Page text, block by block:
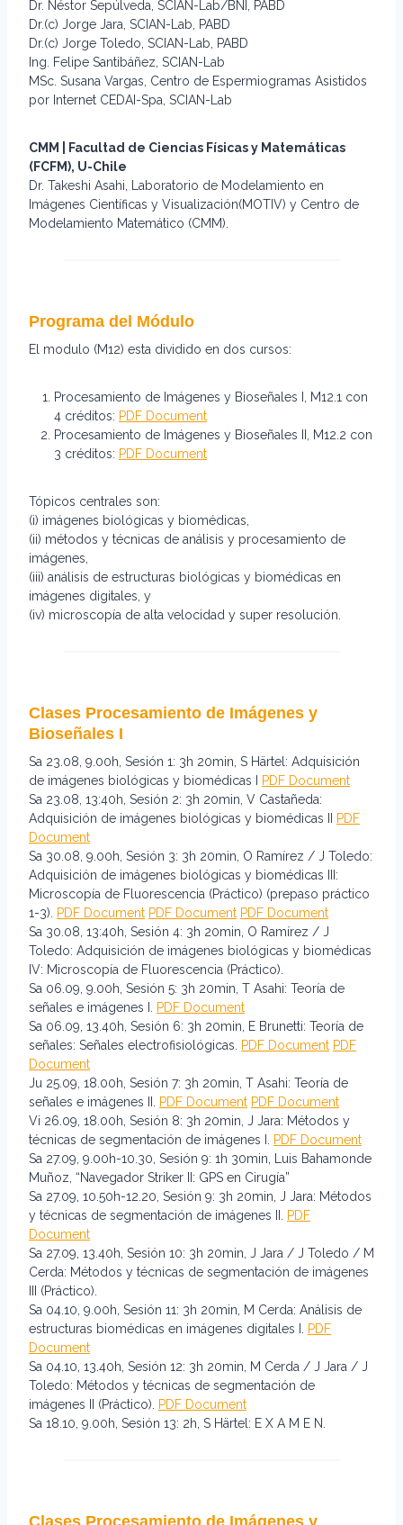
Dr. Néstor Sepúlveda, SCIAN-Lab/BNI, PABD
Dr.(c) Jorge Jara, SCIAN-Lab, PABD
Dr.(c) Jorge Toledo, SCIAN-Lab, PABD
Ing. Felipe Santibáñez, SCIAN-Lab
MSc. Susana Vargas, Centro de Espermiogramas Asistidos
por Internet CEDAI-Spa, SCIAN-Lab
CMM | Facultad de Ciencias Físicas y Matemáticas
(FCFM), U-Chile
Dr. Takeshi Asahi, Laboratorio de Modelamiento en
Imágenes Científicas y Visualización(MOTIV) y Centro de
Modelamiento Matemático (CMM).
Programa del Módulo
El modulo (M12) esta dividido en dos cursos:
Procesamiento de Imágenes y Bioseñales I, M12.1 con
4 créditos: PDF Document
Procesamiento de Imágenes y Bioseñales II, M12.2 con
3 créditos: PDF Document
Tópicos centrales son:
(i) imágenes biológicas y biomédicas,
(ii) métodos y técnicas de análisis y procesamiento de
imágenes,
(iii) análisis de estructuras biológicas y biomédicas en
imágenes digitales, y
(iv) microscopía de alta velocidad y super resolución.
Clases Procesamiento de Imágenes y
Bioseñales I
Sa 23.08, 9.00h, Sesión 1: 3h 20min, S Härtel: Adquisición
de imágenes biológicas y biomédicas I
PDF Document
Sa 23.08, 13:40h, Sesión 2: 3h 20min, V Castañeda:
Adquisición de imágenes biológicas y biomédicas II
PDF
Document
Sa 30.08, 9.00h, Sesión 3: 3h 20min, O Ramírez / J Toledo:
Adquisición de imágenes biológicas y biomédicas III:
Microscopía de Fluorescencia (Práctico) (prepaso práctico
1-3). PDF Document PDF Document PDF Document
Sa 30.08, 13:40h, Sesión 4: 3h 20min, O Ramírez / J
Toledo: Adquisición de imágenes biológicas y biomédicas
IV: Microscopía de Fluorescencia (Práctico).
Sa 06.09, 9.00h, Sesión 5: 3h 20min, T Asahi: Teoría de
señales e imágenes I. PDF Document
Sa 06.09, 13.40h, Sesión 6: 3h 20min, E Brunetti: Teoría de
señales: Señales electrofisiológicas. PDF Document PDF
Document
Ju 25.09, 18.00h, Sesión 7: 3h 20min, T Asahi: Teoría de
señales e imágenes II. PDF Document PDF Document
Vi 26.09, 18.00h, Sesión 8: 3h 20min, J Jara: Métodos y
técnicas de segmentación de imágenes I. PDF Document
Sa 27.09, 9.00h-10.30, Sesión 9: 1h 30min, Luis Bahamonde
Muñoz, “Navegador Striker II: GPS en Cirugía”
Sa 27.09, 10.50h-12.20, Sesión 9: 3h 20min, J Jara: Métodos
y técnicas de segmentación de imágenes II. PDF
Document
Sa 27.09, 13.40h, Sesión 10: 3h 20min, J Jara / J Toledo / M
Cerda: Métodos y técnicas de segmentación de imágenes
III (Práctico).
Sa 04.10, 9.00h, Sesión 11: 3h 20min, M Cerda: Análisis de
estructuras biomédicas en imágenes digitales I. PDF
Document
Sa 04.10, 13.40h, Sesión 12: 3h 20min, M Cerda / J Jara / J
Toledo: Métodos y técnicas de segmentación de
imágenes II (Práctico). PDF Document
Sa 18.10, 9.00h, Sesión 13: 2h, S Härtel: E X A M E N.